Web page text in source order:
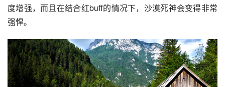
度增强，而且在结合红buff的情况下，沙漠死神会变得非常
强悍。